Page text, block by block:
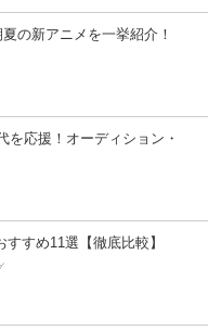
の新アニメを一挙紹介！
を応援！オーディション・
すめ11選【徹底比較】